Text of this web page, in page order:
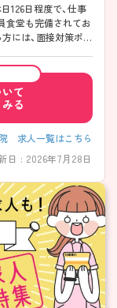
126日程度で、仕事
食堂も完備されてお
には、面接対策ポイ
て
る
求人一覧はこちら
日 : 2026年7月28日